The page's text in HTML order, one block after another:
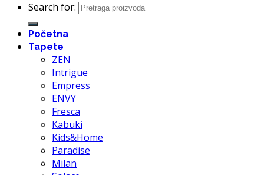
Search for:
Početna
Tapete
ZEN
Intrigue
Empress
ENVY
Fresca
Kabuki
Kids&Home
Paradise
Milan